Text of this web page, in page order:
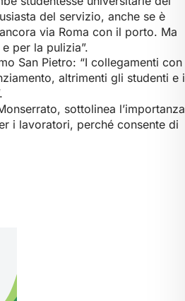
del servizio, anche se è
via Roma con il porto. Ma
per la pulizia”.
San Pietro: “I collegamenti con
altrimenti gli studenti e i
sottolinea l’importanza
i lavoratori, perché consente di